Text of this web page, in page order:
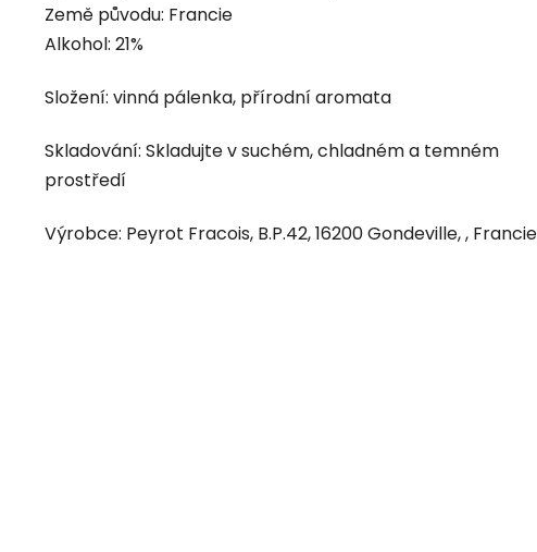
Země původu: Francie
Alkohol: 21%
Složení: vinná pálenka, přírodní aromata
Skladování: Skladujte v suchém, chladném a temném
prostředí
Výrobce: Peyrot Fracois, B.P.42, 16200 Gondeville, , Francie